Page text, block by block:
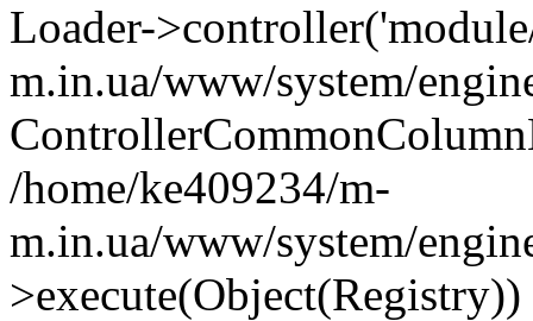
Loader-
m.in.ua/www/system/
/home/ke409234/m-
m.in.ua/www/system/